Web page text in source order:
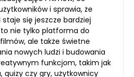
i sprawia, że
się jeszcze bardziej
nie tylko platforma do
ale także świetne
nowych ludzi i budowania
funkcjom, takim jak
quizy czy gry, użytkownicy